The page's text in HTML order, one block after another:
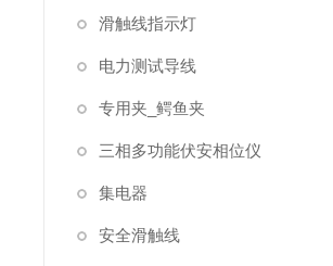
滑触线指示灯
电力测试导线
专用夹_鳄鱼夹
三相多功能伏安相位仪
集电器
安全滑触线